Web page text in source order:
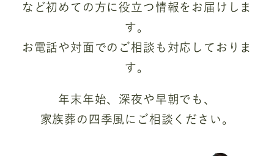
など初めての方に役立つ情報をお届けしま
す。
お電話や対面でのご相談も対応しておりま
す。
年末年始、深夜や早朝でも、
家族葬の四季風にご相談ください。